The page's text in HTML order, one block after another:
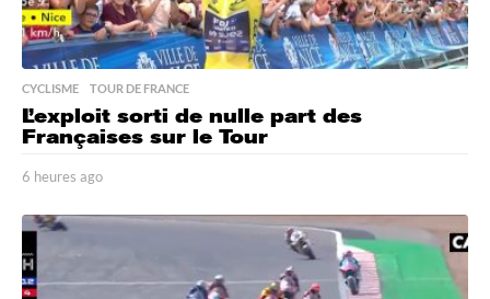
CYCLISME ,TOUR DE FRANCE
L’exploit sorti de nulle part des
Françaises sur le Tour
6 heures ago
e
e